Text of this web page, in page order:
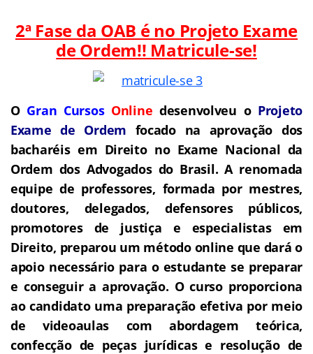
2ª Fase da OAB é no Projeto Exame
de Ordem!! Matricule-se!
O Gran Cursos Online desenvolveu o Projeto
Exame de Ordem focado na aprovação dos
bacharéis em Direito no Exame Nacional da
Ordem dos Advogados do Brasil. A renomada
equipe de professores, formada por mestres,
doutores, delegados, defensores públicos,
promotores de justiça e especialistas em
Direito, preparou um método online que dará o
apoio necessário para o estudante se preparar
e conseguir a aprovação. O curso proporciona
ao candidato uma preparação efetiva por meio
de videoaulas com abordagem teórica,
confecção de peças jurídicas e resolução de